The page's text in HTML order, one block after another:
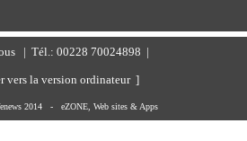
| Tél.: 00228 70024898 |
vers la version ordinateur ]
2014 - eZONE, Web sites & Apps